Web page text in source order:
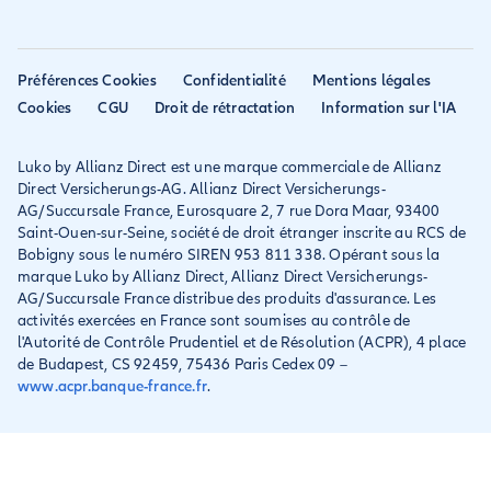
Résilier ancien assureur
Eurofil rejoint Allianz
Conditions générales et
IPID
Préférences Cookies Confidentialité
Mentions légales
Cookies
CGU Droit de rétractation Information sur l'IA
Luko by Allianz Direct est une marque commerciale de Allianz
Direct Versicherungs-AG. Allianz Direct Versicherungs-
AG/Succursale France, Eurosquare 2, 7 rue Dora Maar, 93400
Saint-Ouen-sur-Seine, société de droit étranger inscrite au RCS de
Bobigny sous le numéro SIREN 953 811 338. Opérant sous la
marque Luko by Allianz Direct, Allianz Direct Versicherungs-
AG/Succursale France distribue des produits d'assurance. Les
activités exercées en France sont soumises au contrôle de
l'Autorité de Contrôle Prudentiel et de Résolution (ACPR), 4 place
de Budapest, CS 92459, 75436 Paris Cedex 09 –
www.acpr.banque-france.fr.